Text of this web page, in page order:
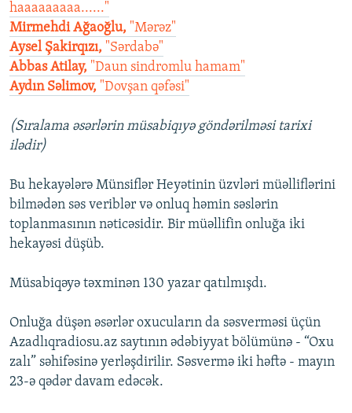
haaaaaaaaa......"
Mirmehdi Ağaoğlu, "Mərəz"
Aysel Şakirqızı, "Sərdabə"
Abbas Atilay, "Daun sindromlu hamam"
Aydın Səlimov, "Dovşan qəfəsi"
(Sıralama əsərlərin müsabiqıyə göndərilməsi tarixi
ilədir)
Bu hekayələrə Münsiflər Heyətinin üzvləri müəlliflərini
bilmədən səs veriblər və onluq həmin səslərin
toplanmasının nəticəsidir. Bir müəllifin onluğa iki
hekayəsi düşüb.
Müsabiqəyə təxminən 130 yazar qatılmışdı.
Onluğa düşən əsərlər oxucuların da səsverməsi üçün
Azadlıqradiosu.az saytının ədəbiyyat bölümünə - “Oxu
zalı” səhifəsinə yerləşdirilir. Səsvermə iki həftə - mayın
23-ə qədər davam edəcək.